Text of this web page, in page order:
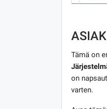
Tämä on
on
varten.